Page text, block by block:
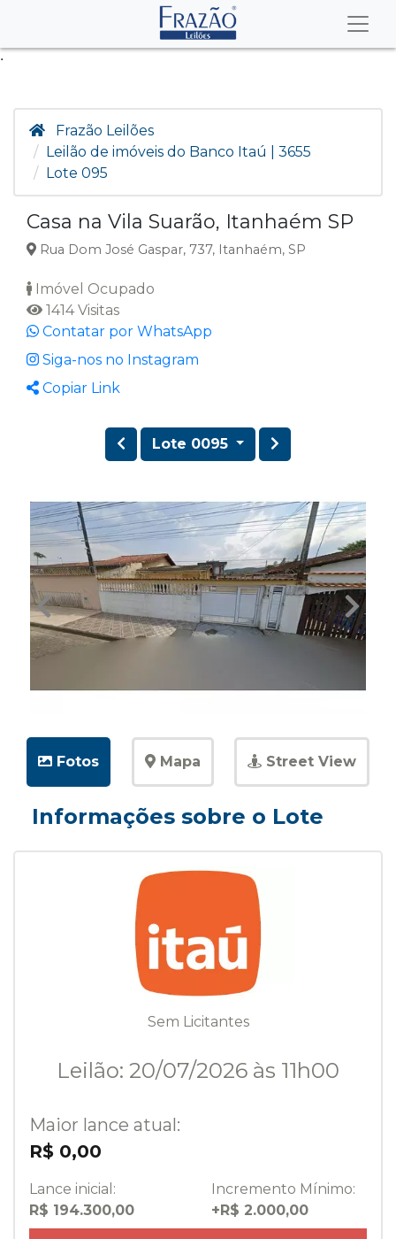
.
Frazão Leilões
Leilão de imóveis do Banco Itaú | 3655
Lote 095
Casa na Vila Suarão, Itanhaém SP
Rua Dom José Gaspar, 737, Itanhaém, SP
Imóvel Ocupado
1414 Visitas
Contatar por WhatsApp
Siga-nos no Instagram
Copiar Link
Lote 0095
Fotos Mapa Street View
Informações sobre o Lote
Sem Licitantes
Leilão: 20/07/2026 às 11h00
Maior lance atual:
R$ 0,00
Lance inicial:
R$ 194.300,00
Incremento Mínimo:
+R$ 2.000,00